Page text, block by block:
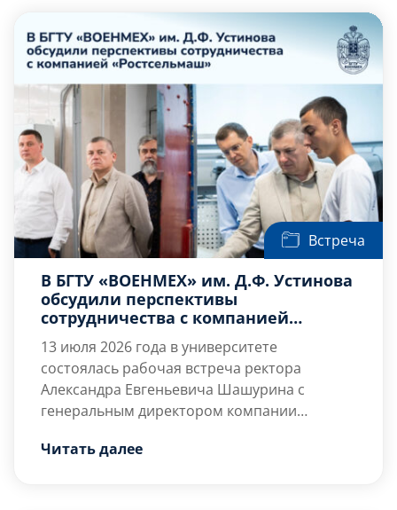
из ведущих российских конструкторских
бюро в области проектирования морской
техники, включая суда с атомными
энергетическими установками.
Встреча
В БГТУ «ВОЕНМЕХ» им. Д.Ф. Устинова
обсудили перспективы
сотрудничества с компанией
«Ростсельмаш»
13 июля 2026 года в университете
состоялась рабочая встреча ректора
Александра Евгеньевича Шашурина с
генеральным директором компании
Александром Михайловичем Виноградовым
перспективы дальнейшего сотрудничества в
Читать далее